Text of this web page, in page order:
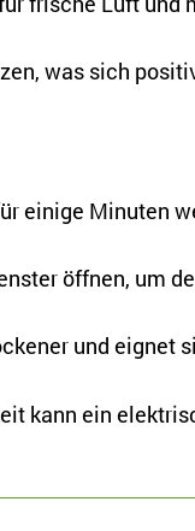
was sich
einige Minuten
öffnen, um
und eignet
kann ein